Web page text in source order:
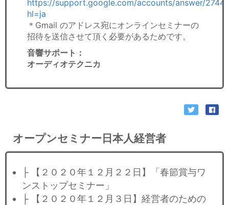
https://support.google.com/accounts/answer/
hl=ja
＊Gmail のアドレス宛にオンラインセミナーの
招待を送信させて頂く必要があるためです。
音響サポート ：
オーディオテクニカ
オープンセミナー日本人経営者
├ 【２０２０年１２月２２日】「春節賞与ワ
ンストップセミナー」
├ 【２０２０年１２月３日】経営者のための